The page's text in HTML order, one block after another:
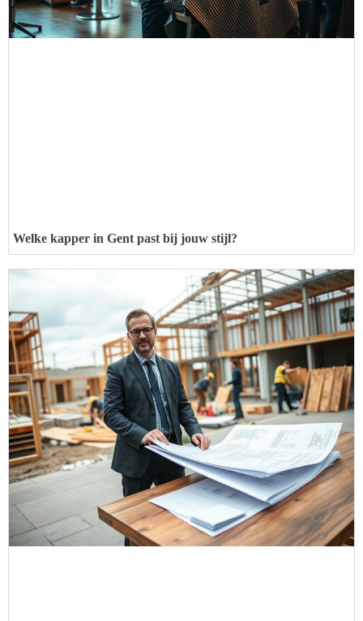
Welke kapper in Gent past bij jouw stijl?